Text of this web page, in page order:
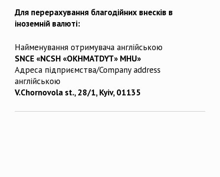
Для перерахування благодійних внесків в
іноземній валюті:
Найменування отримувача англійською
SNCE «NCSH «OKHMATDYT» MHU»
Адреса підприємства/Company address
англійською
V.Chornovola st., 28/1, Kyiv, 01135